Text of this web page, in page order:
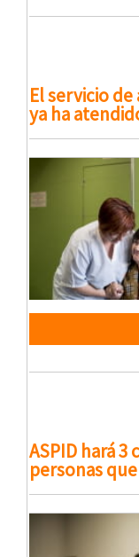
El servicio
ya ha
ASPID hará
personas